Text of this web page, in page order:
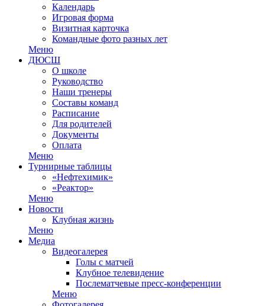
Календарь
Игровая форма
Визитная карточка
Командные фото разных лет
Меню
ДЮСШ
О школе
Руководство
Наши тренеры
Составы команд
Расписание
Для родителей
Документы
Оплата
Меню
Турнирные таблицы
«Нефтехимик»
«Реактор»
Меню
Новости
Клубная жизнь
Меню
Медиа
Видеогалерея
Голы с матчей
Клубное телевидение
Послематчевые пресс-конференции
Меню